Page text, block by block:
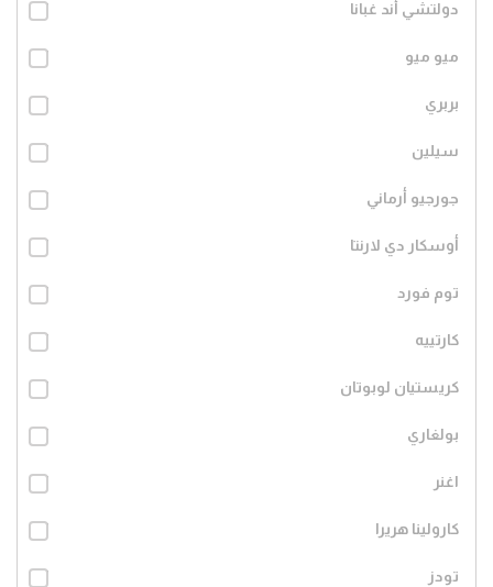
دولتشي أند غبانا
ميو ميو
بربري
سيلين
جورجيو أرماني
أوسكار دي لارنتا
توم فورد
كارتييه
كريستيان لوبوتان
بولغاري
اغنر
كارولينا هريرا
تودز